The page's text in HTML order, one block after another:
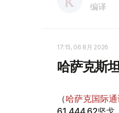
编译
17:15, 06 8月 2026
哈萨克斯
（哈萨克国际